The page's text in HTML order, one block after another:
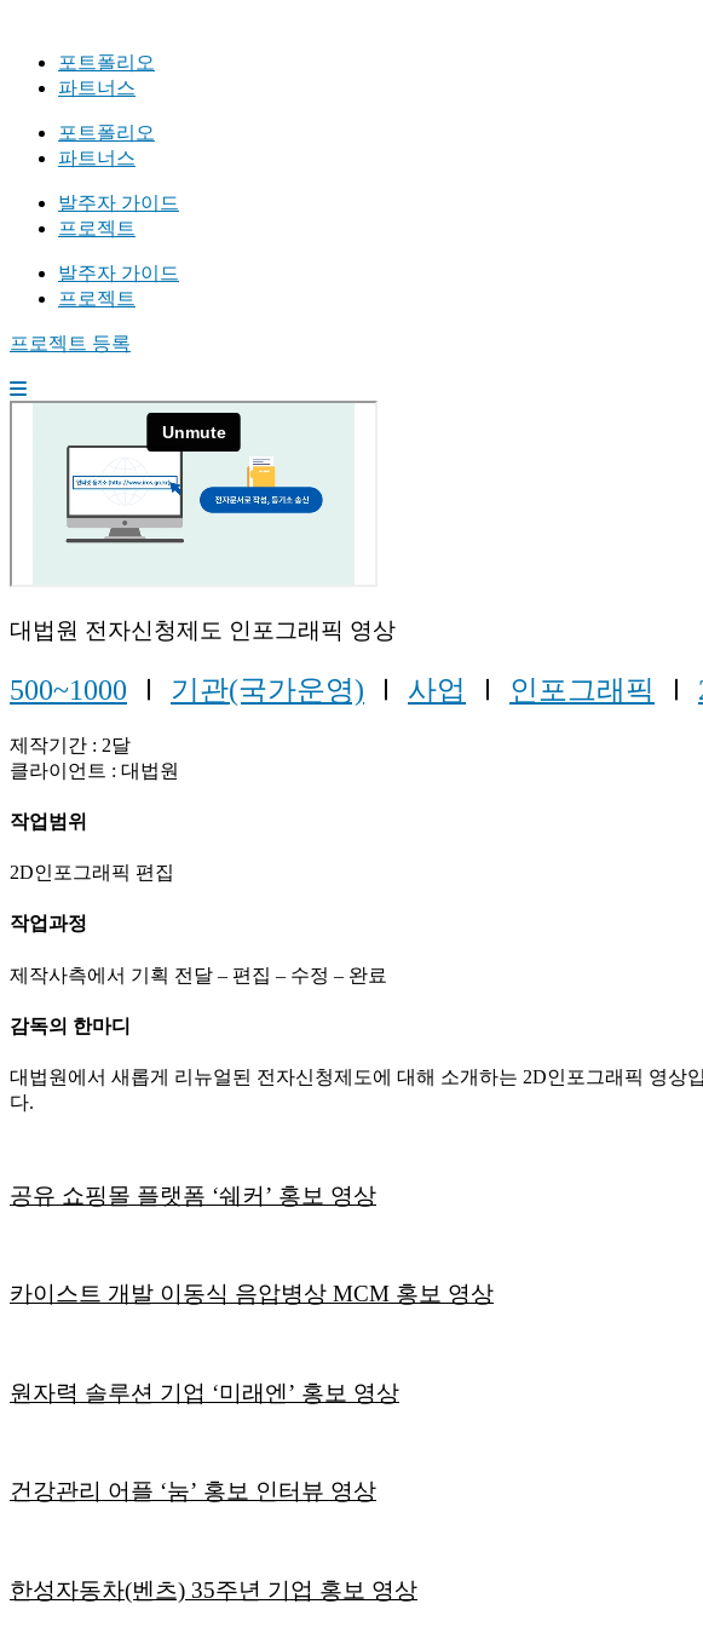
포트폴리오
파트너스
포트폴리오
파트너스
발주자 가이드
프로젝트
발주자 가이드
프로젝트
프로젝트 등록
대법원 전자신청제도 인포그래픽 영상
500~1000 Ⅰ 기관(국가운영) Ⅰ 사업 Ⅰ 인포그래픽 Ⅰ
제작기간 : 2달
클라이언트 : 대법원
작업범위
2D인포그래픽 편집
작업과정
제작사측에서 기획 전달 – 편집 – 수정 – 완료
감독의 한마디
대법원에서 새롭게 리뉴얼된 전자신청제도에 대해 소개하는 2D인포그래픽 영
다.
공유 쇼핑몰 플랫폼 ‘쉐커’ 홍보 영상
카이스트 개발 이동식 음압병상 MCM 홍보 영상
원자력 솔루션 기업 ‘미래엔’ 홍보 영상
건강관리 어플 ‘눔’ 홍보 인터뷰 영상
한성자동차(벤츠) 35주년 기업 홍보 영상